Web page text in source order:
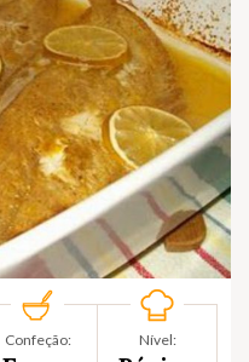
Confeção: Nível: